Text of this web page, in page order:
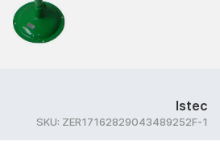
Istec
SKU: ZER17162829043489252F-1